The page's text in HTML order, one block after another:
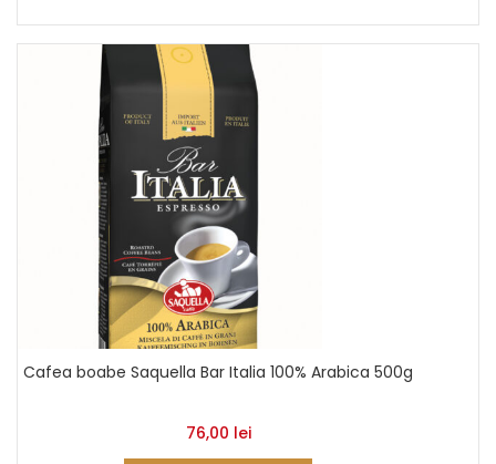
Cafea boabe Saquella Bar Italia 100% Arabica 500g
76,00 lei